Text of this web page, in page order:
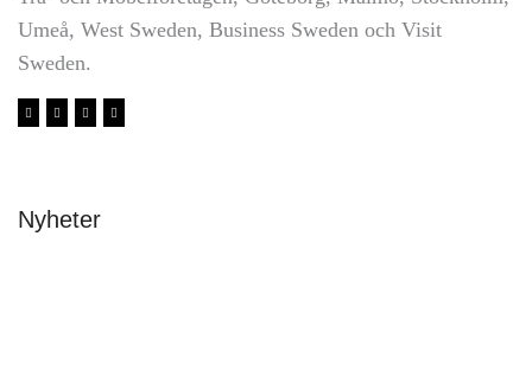
Umeå, West Sweden, Business Sweden och Visit
Sweden.
Nyheter